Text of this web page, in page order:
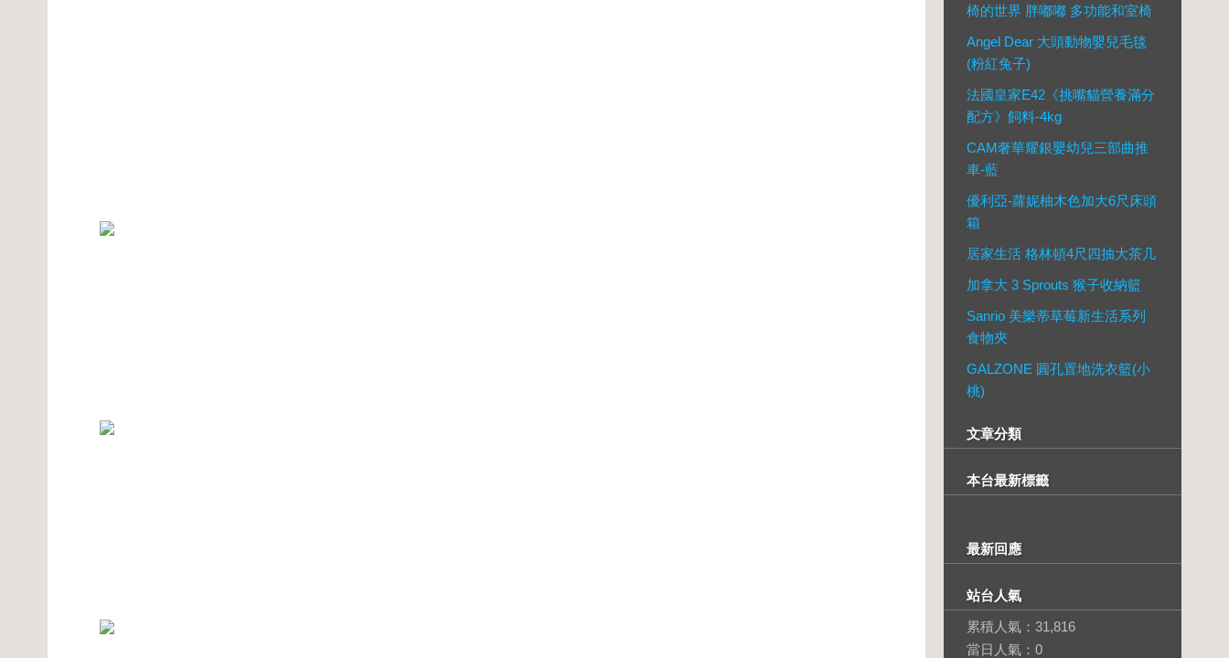
椅的世界 胖嘟嘟 多功能和室椅
Angel Dear 大頭動物嬰兒毛毯
(粉紅兔子)
法國皇家E42《挑嘴貓營養滿分
配方》飼料-4kg
CAM奢華耀銀嬰幼兒三部曲推
車-藍
優利亞-蘿妮柚木色加大6尺床頭
箱
居家生活 格林頓4尺四抽大茶几
加拿大 3 Sprouts 猴子收納籃
Sanrio 美樂蒂草莓新生活系列
食物夾
GALZONE 圓孔置地洗衣籃(小
桃)
文章分類
本台最新標籤
最新回應
站台人氣
累積人氣： 31,816
當日人氣： 0